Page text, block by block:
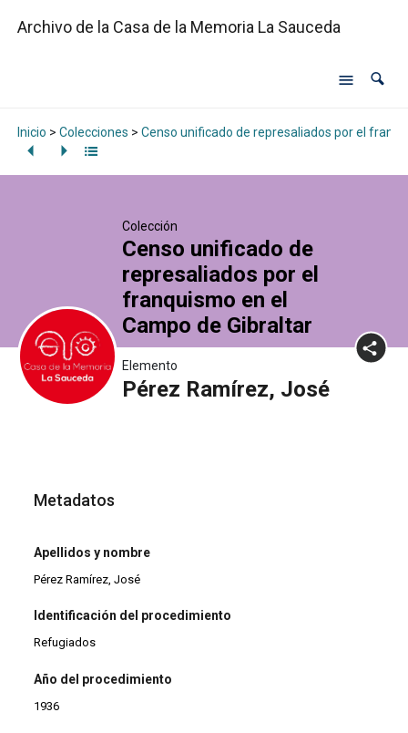
Archivo de la Casa de la Memoria La Sauceda
Inicio > Colecciones > Censo unificado de represaliados por el
Colección
Censo unificado de
represaliados por el
franquismo en el
Campo de Gibraltar
Elemento
Pérez Ramírez, José
Metadatos
Apellidos y nombre
Pérez Ramírez, José
Identificación del procedimiento
Refugiados
Año del procedimiento
1936